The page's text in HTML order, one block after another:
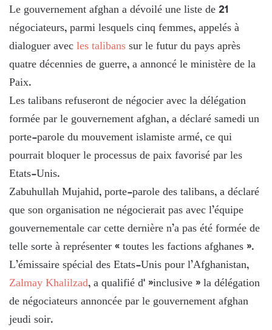
Le gouvernement afghan a dévoilé une liste de 21
négociateurs, parmi lesquels cinq femmes, appelés à
dialoguer avecles talibanssur le futur du pays après
quatre décennies de guerre, a annoncé le ministère de la
Paix.
Les talibans refuseront de négocier avec la délégation
formée par le gouvernement afghan, a déclaré samedi un
porte-parole du mouvement islamiste armé, ce qui
pourrait bloquer le processus de paix favorisé par les
Etats-Unis.
Zabuhullah Mujahid, porte-parole des talibans, a déclaré
que son organisation ne négocierait pas avec l’équipe
gouvernementale car cette dernière n’a pas été formée de
telle sorte à représenter « toutes les factions afghanes ».
L’émissaire spécial des Etats-Unis pour l’Afghanistan,
Zalmay Khalilzad, a qualifié d' »inclusive » la délégation
de négociateurs annoncée par le gouvernement afghan
jeudi soir.